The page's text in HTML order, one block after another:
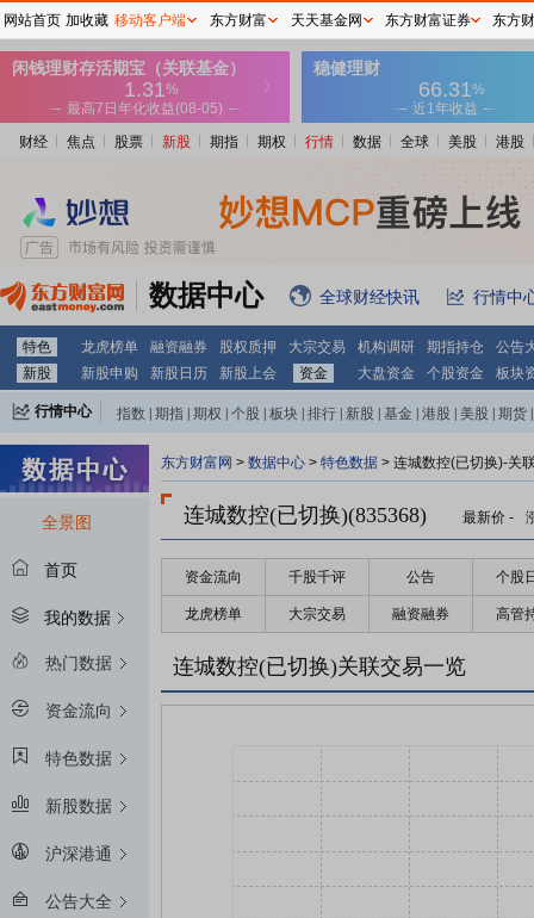
财经 焦点 股票 新股 期指 期权 行情 数据 全球 美股 港股
数据中心 全球财经快讯 行情中
特色 龙虎榜单 融资融券 股权质押 大宗交易 机构调研 期指持仓
公告
新股
新股申购 新股日历 新股上会 资金 大盘资金 个股资金 板块
行情中心 指数 期指 期权 个股 板块 排行 新股 基金 港股 美股 期货
全景图
首页
我的数据
热门数据
资金流向
特色数据
新股数据
沪深港通
公告大全
东方财富网 > 数据中心 > 特色数据 > 连城数控(已切换)-关
连城数控(已切换)(835368) 最新价 -
资金流向 千股千评 公告 个股
龙虎榜单 大宗交易 融资融券 高管
连城数控(已切换)关联交易一览
网站首页 加收藏 移动客户端 东方财富 天天基金网 东方财富证券 东方